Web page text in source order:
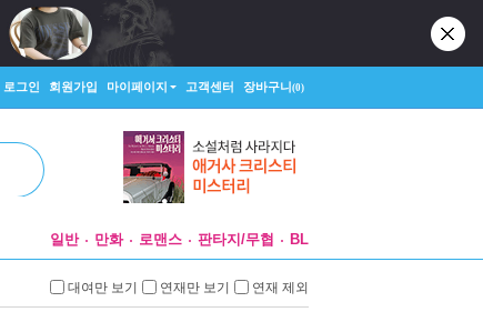
로그인 회원가입 마이페이지 고객센터 장바구니(0)
일반 만화 로맨스 판타지/무협 BL
대여만 보기 연재만 보기 연재 제외